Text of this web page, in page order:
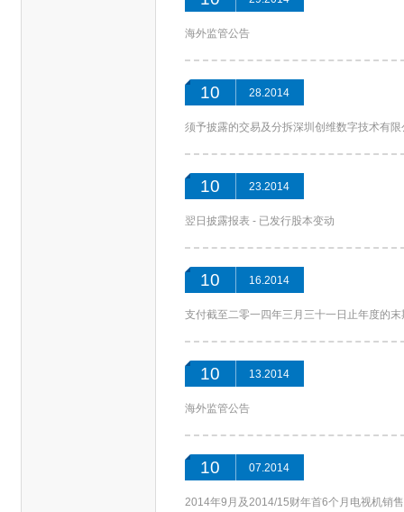
海外监管公告
10 28.2014
须予披露的交易及分拆深圳创维数字技术有
10 23.2014
翌日披露报表 - 已发行股本变动
10 16.2014
支付截至二零一四年三月三十一日止年度的末
10 13.2014
海外监管公告
10 07.2014
2014年9月及2014/15财年首6个月电视机销售